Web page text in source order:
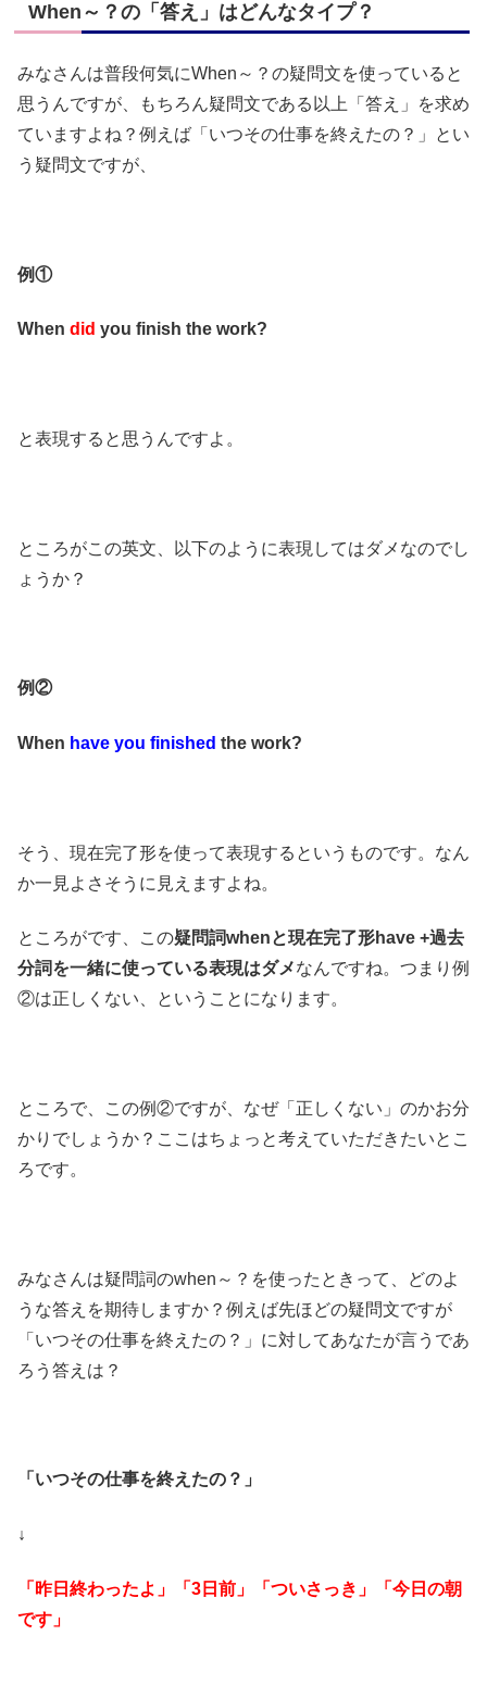
When～？の「答え」はどんなタイプ？
みなさんは普段何気にWhen～？の疑問文を使っていると
思うんですが、もちろん疑問文である以上「答え」を求め
ていますよね？例えば「いつその仕事を終えたの？」とい
う疑問文ですが、
例①
When did you finish the work?
と表現すると思うんですよ。
ところがこの英文、以下のように表現してはダメなのでし
ょうか？
例②
When have you finished the work?
そう、現在完了形を使って表現するというものです。なん
か一見よさそうに見えますよね。
ところがです、この疑問詞whenと現在完了形have +過去
分詞を一緒に使っている表現はダメなんですね。つまり例
②は正しくない、ということになります。
ところで、この例②ですが、なぜ「正しくない」のかお分
かりでしょうか？ここはちょっと考えていただきたいとこ
ろです。
みなさんは疑問詞のwhen～？を使ったときって、どのよ
うな答えを期待しますか？例えば先ほどの疑問文ですが
「いつその仕事を終えたの？」に対してあなたが言うであ
ろう答えは？
「いつその仕事を終えたの？」
↓
「昨日終わったよ」「3日前」「ついさっき」「今日の朝
です」